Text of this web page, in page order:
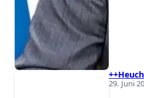
29. Juni